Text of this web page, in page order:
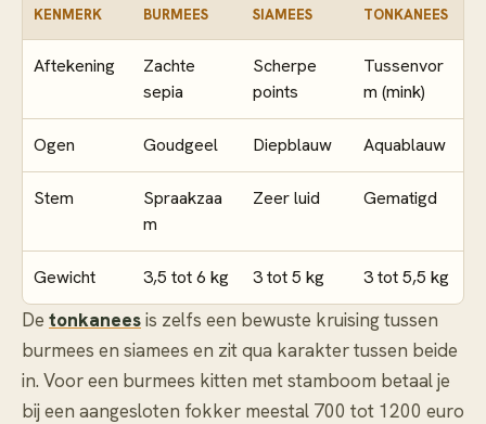
KENMERK BURMEES SIAMEES TONKANEES
Aftekening
Zachte
sepia
Scherpe
points
Tussenvor
m (mink)
Ogen Goudgeel Diepblauw Aquablauw
Stem
Spraakzaa
m
Zeer luid Gematigd
Gewicht 3,5 tot 6 kg 3 tot 5 kg 3 tot 5,5 kg
De tonkaneesis zelfs een bewuste kruising tussen
burmees en siamees en zit qua karakter tussen beide
in. Voor een burmees kitten met stamboom betaal je
bij een aangesloten fokker meestal 700 tot 1200 euro